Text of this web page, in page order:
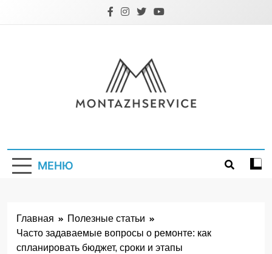
МЕНЮ
Главная
Полезные статьи
Часто задаваемые вопросы о ремонте: как
спланировать бюджет, сроки и этапы